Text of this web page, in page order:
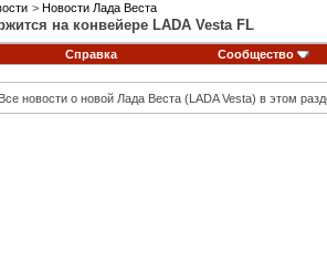
> Новости Лада Веста
на конвейере LADA Vesta FL
Справка Сообщество
Все новости о новой Лада Веста (LADA Vesta) в этом